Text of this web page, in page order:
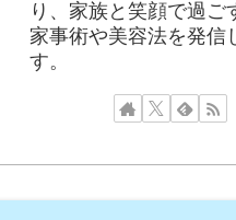
り、家族と笑顔で過ご
家事術や美容法を発信
す。